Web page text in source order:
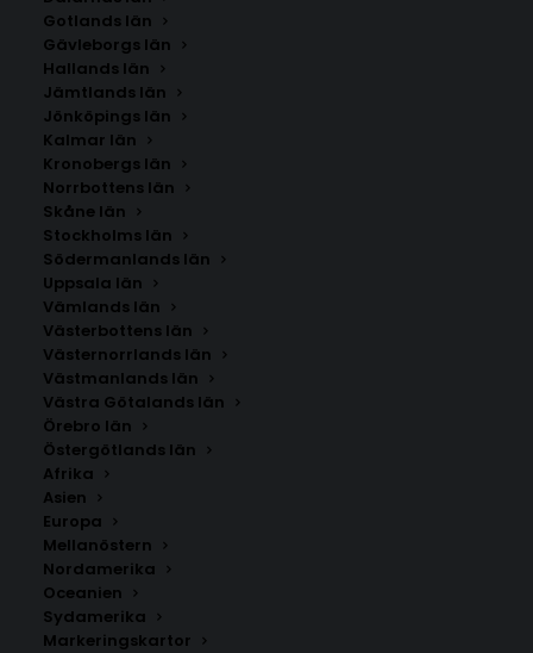
Gotlands län
Gävleborgs län
Hallands län
Jämtlands län
Jönköpings län
Kalmar län
Kronobergs län
Norrbottens län
Skåne län
Stockholms län
Södermanlands län
Uppsala län
Vämlands län
Västerbottens län
Västernorrlands län
Västmanlands län
Västra Götalands län
Örebro län
Östergötlands län
Afrika
Asien
Europa
Mellanöstern
Nordamerika
Oceanien
Sydamerika
Markeringskartor
Hasslö
Storlek
350.00kr
Handritad karta över Hasslö i
Välj mellan fyra olika storlekar: 50×70 cm, 40×50 cm,